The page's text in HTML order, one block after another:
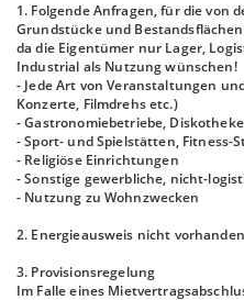
1. Folgende Anfragen, für die von
Grundstücke und
da die Eigentümer nur Lager,
Industrial als Nutzung wünschen!
- Jede Art von Veranstaltungen
Konzerte, Filmdrehs etc.)
- Gastronomiebetriebe,
- Sport- und Spielstätten, Fitness-
- Religiöse Einrichtungen
- Sonstige gewerbliche, nicht-
- Nutzung zu Wohnzwecken
2. Energieausweis nicht
3. Provisionsregelung
Im Falle eines